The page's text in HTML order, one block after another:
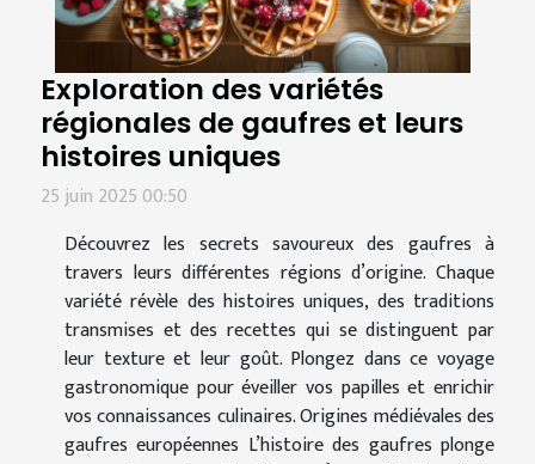
Exploration des variétés
régionales de gaufres et leurs
histoires uniques
25 juin 2025 00:50
Découvrez les secrets savoureux des gaufres à
travers leurs différentes régions d’origine. Chaque
variété révèle des histoires uniques, des traditions
transmises et des recettes qui se distinguent par
leur texture et leur goût. Plongez dans ce voyage
gastronomique pour éveiller vos papilles et enrichir
vos connaissances culinaires. Origines médiévales des
gaufres européennes L’histoire des gaufres plonge